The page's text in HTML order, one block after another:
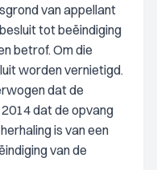
van appellant
tot beëindiging
betrof. Om die
worden vernietigd.
dat de
2014 dat de opvang
is van een
van de